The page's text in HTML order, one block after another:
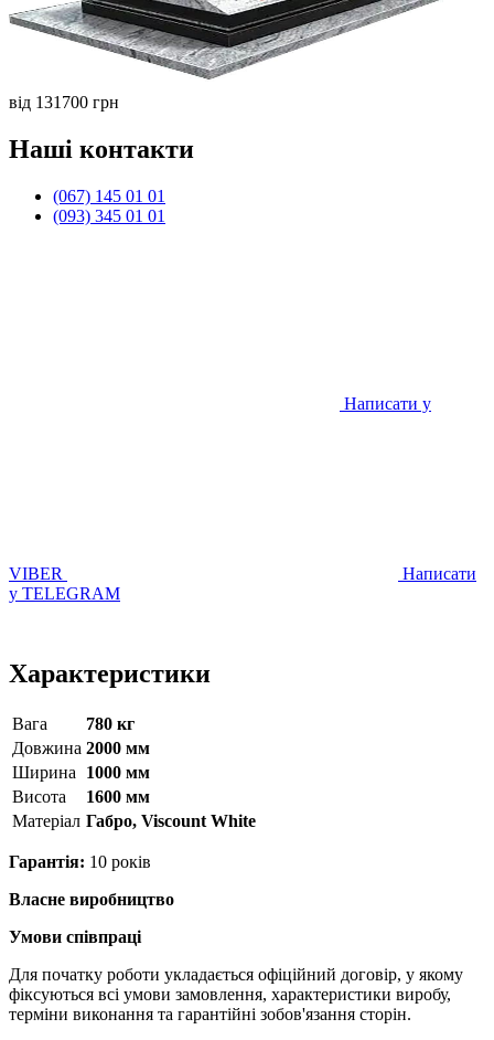
від 131700 грн
Наші контакти
(067) 145 01 01
(093) 345 01 01
Написати у
VIBER
Написати
у TELEGRAM
Характеристики
Вага
780 кг
Довжина 2000 мм
Ширина
1000 мм
Висота
1600 мм
Матерiал Габро, Viscount White
Гарантія: 10 років
Власне виробництво
Умови співпраці
Для початку роботи укладається офіційний договір, у якому
фіксуються всі умови замовлення, характеристики виробу,
терміни виконання та гарантійні зобов'язання сторін.